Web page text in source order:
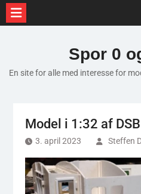
Spor 0
En site for alle med interesse for
Model i 1:32 af
3. april 2023 Steffen